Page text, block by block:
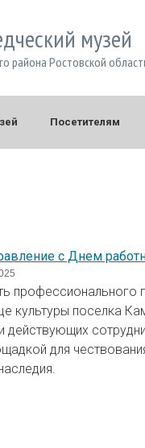
музей
района Ростовской
Посетителям
с Днем
профессионального
культуры поселка
действующих
для